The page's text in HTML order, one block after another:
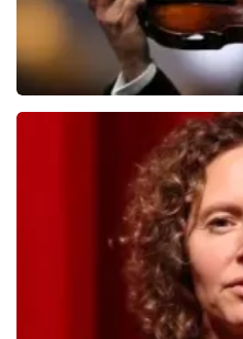
Andre Rieu
laatste 30 minuten
BESTEL NU